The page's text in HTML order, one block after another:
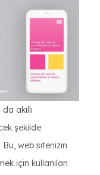
akıllı
şekilde
web sitenizin
için kullanılan